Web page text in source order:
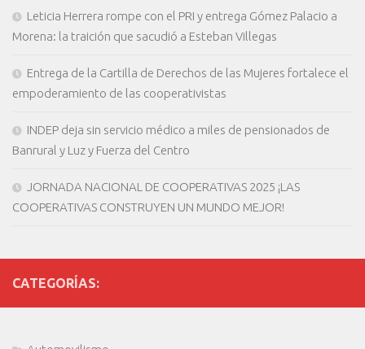
Leticia Herrera rompe con el PRI y entrega Gómez Palacio a
Morena: la traición que sacudió a Esteban Villegas
Entrega de la Cartilla de Derechos de las Mujeres fortalece el
empoderamiento de las cooperativistas
INDEP deja sin servicio médico a miles de pensionados de
Banrural y Luz y Fuerza del Centro
JORNADA NACIONAL DE COOPERATIVAS 2025 ¡LAS
COOPERATIVAS CONSTRUYEN UN MUNDO MEJOR!
CATEGORÍAS: